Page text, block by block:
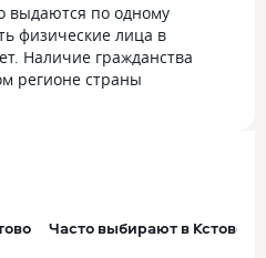
выдаются по одному
физические лица в
Наличие гражданства
регионе страны
Часто выбирают в Кстово